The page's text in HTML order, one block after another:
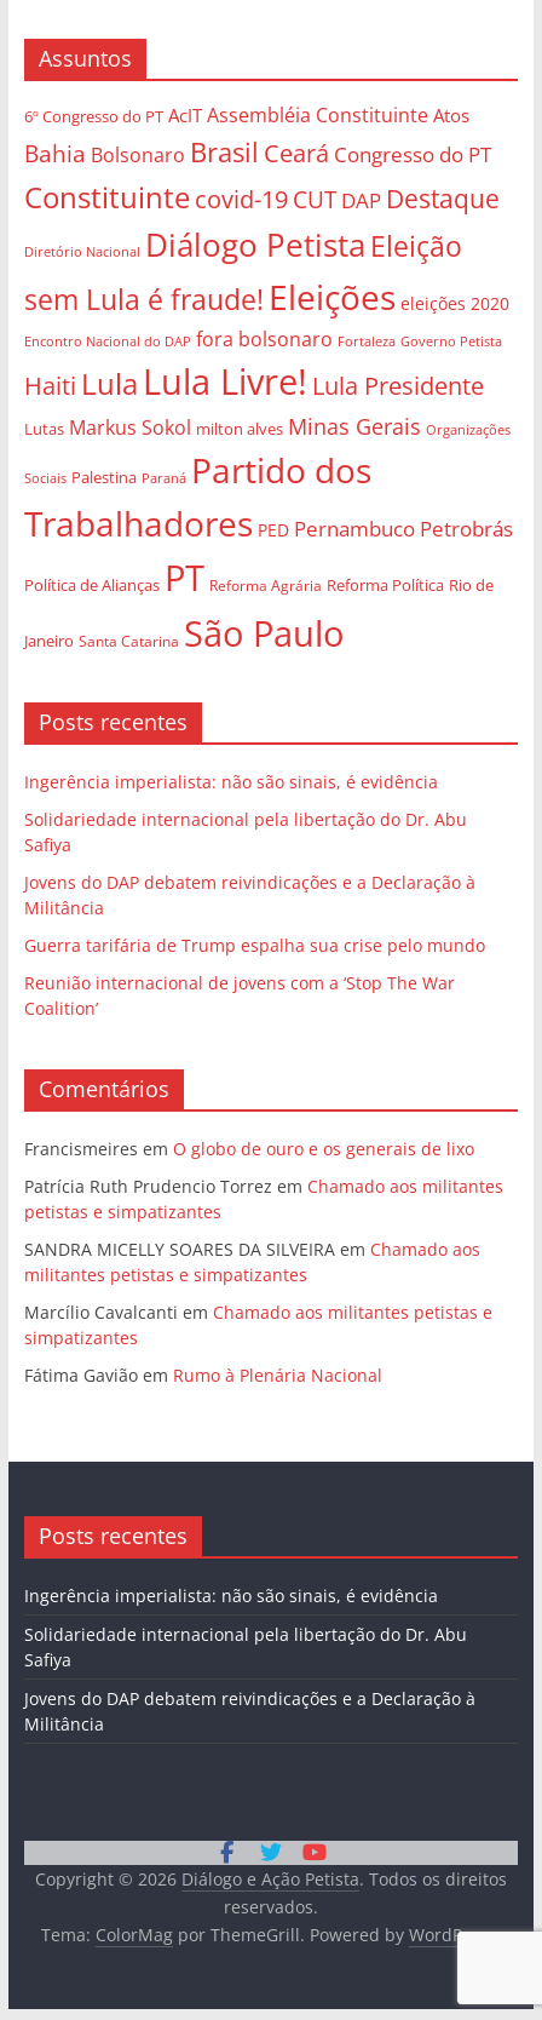
Assuntos
6º Congresso do PT AcIT Assembléia Constituinte Atos
Bahia Bolsonaro Brasil Ceará Congresso do PT
Constituintecovid-19CUT DAP Destaque
Diretório Nacional Diálogo Petista Eleição
sem Lula é fraude! Eleições eleições 2020
Encontro Nacional do DAP fora bolsonaro Fortaleza Governo Petista
Haiti Lula Lula Livre! Lula Presidente
Lutas Markus Sokol milton alves Minas Gerais Organizações
Sociais Palestina Paraná Partido dos
Trabalhadores PED Pernambuco Petrobrás
Política de Alianças PT Reforma Agrária Reforma Política Rio de
Janeiro Santa Catarina São Paulo
Posts recentes
Ingerência imperialista: não são sinais, é evidência
Solidariedade internacional pela libertação do Dr. Abu
Safiya
Jovens do DAP debatem reivindicações e a Declaração à
Militância
Guerra tarifária de Trump espalha sua crise pelo mundo
Reunião internacional de jovens com a ‘Stop The War
Coalition’
Comentários
Francismeires em O globo de ouro e os generais de lixo
Patrícia Ruth Prudencio Torrez em Chamado aos militantes
petistas e simpatizantes
SANDRA MICELLY SOARES DA SILVEIRAem Chamado aos
militantes petistas e simpatizantes
Marcílio Cavalcanti em Chamado aos militantes petistas e
simpatizantes
Fátima Gaviãoem Rumo à Plenária Nacional
Posts recentes
Ingerência imperialista: não são sinais, é evidência
Solidariedade internacional pela libertação do Dr. Abu
Safiya
Jovens do DAP debatem reivindicações e a Declaração à
Militância
Copyright © 2026 Diálogo e Ação Petista. Todos os direitos
reservados.
Tema: ColorMagpor ThemeGrill. Powered by WordPress.